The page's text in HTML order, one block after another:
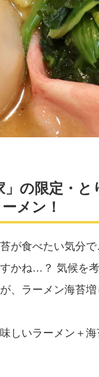
」の限定・
メン！
が食べたい気分
かね…？ 気候を
、ラーメン海苔増
しいラーメン＋